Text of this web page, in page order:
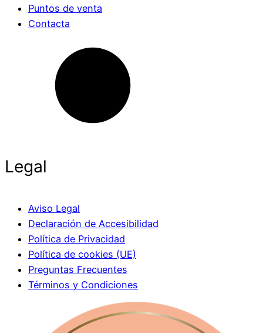
Puntos de venta
Contacta
Legal
Aviso Legal
Declaración de Accesibilidad
Política de Privacidad
Política de cookies (UE)
Preguntas Frecuentes
Términos y Condiciones